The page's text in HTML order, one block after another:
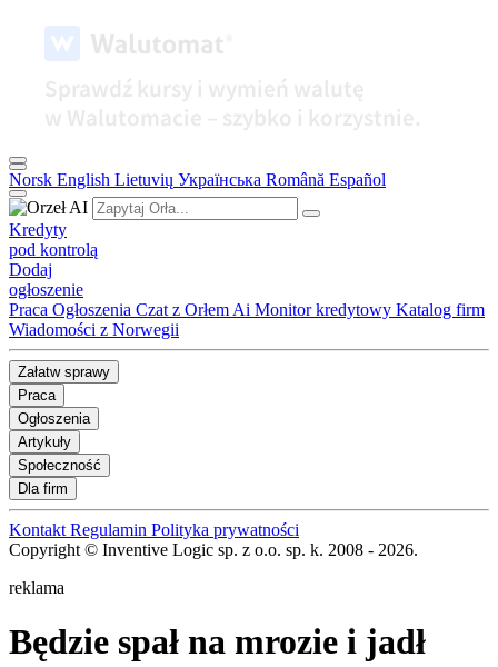
Norsk English Lietuvių Українська Română Español
Kredyty
pod kontrolą
Dodaj
ogłoszenie
Praca Ogłoszenia Czat z Orłem Ai Monitor kredytowy Katalog firm
Wiadomości z Norwegii
Załatw sprawy
Praca
Ogłoszenia
Artykuły
Społeczność
Dla firm
Kontakt Regulamin Polityka prywatności
Copyright © Inventive Logic sp. z o.o. sp. k. 2008 - 2026.
reklama
Będzie spał na mrozie i jadł